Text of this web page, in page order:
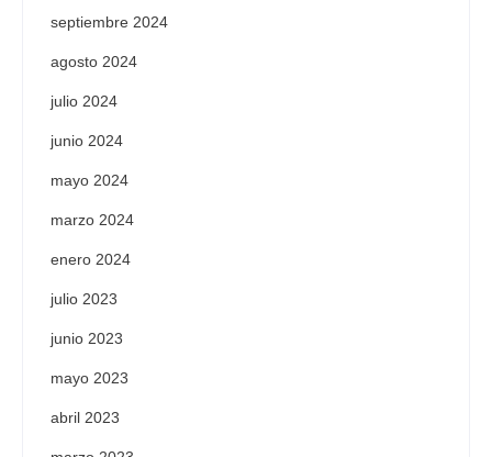
septiembre 2024
agosto 2024
julio 2024
junio 2024
mayo 2024
marzo 2024
enero 2024
julio 2023
junio 2023
mayo 2023
abril 2023